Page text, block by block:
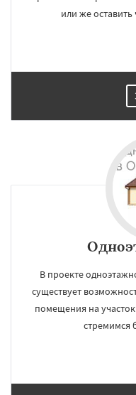
или же
В проекте
существует
помещения на
стремимся